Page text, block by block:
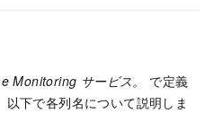
Monitoring サービス。
で定義
下で各列名について説明しま